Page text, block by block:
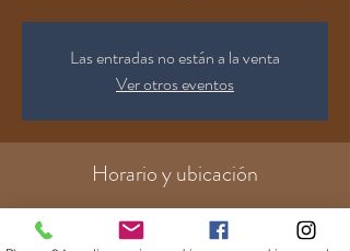
Las entradas no están a la venta
Ver otros eventos
Horario y ubicación
01 Mar 2022, 18:30 – 20:00 GMT-5
Armenia, Cl. 4 Nte. ##13-58, Armenia,